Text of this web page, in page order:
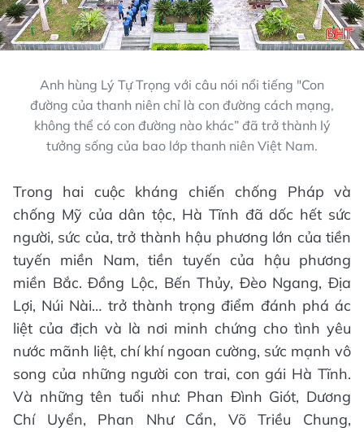
Anh hùng Lý Tự Trọng với câu nói nổi tiếng "Con
đường của thanh niên chỉ là con đường cách mạng,
không thể có con đường nào khác” đã trở thành lý
tưởng sống của bao lớp thanh niên Việt Nam.
Trong hai cuộc kháng chiến chống Pháp và
chống Mỹ của dân tộc, Hà Tĩnh đã dốc hết sức
người, sức của, trở thành hậu phương lớn của tiền
tuyến miền Nam, tiền tuyến của hậu phương
miền Bắc. Đồng Lộc, Bến Thủy, Đèo Ngang, Địa
Lợi, Núi Nài… trở thành trọng điểm đánh phá ác
liệt của địch và là nơi minh chứng cho tình yêu
nước mãnh liệt, chí khí ngoan cường, sức mạnh vô
song của những người con trai, con gái Hà Tĩnh.
Và những tên tuổi như: Phan Đình Giót, Dương
Chí Uyển, Phan Như Cẩn, Võ Triều Chung,